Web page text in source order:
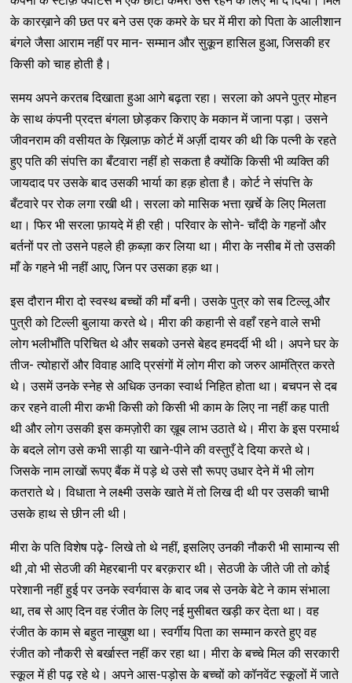
के कारख़ाने की छत पर बने उस एक कमरे के घर में मीरा को पिता के आलीशान
बंगले जैसा आराम नहीं पर मान- सम्मान और सुकून हासिल हुआ, जिसकी हर
किसी को चाह होती है।
समय अपने करतब दिखाता हुआ आगे बढ़ता रहा। सरला को अपने पुत्र मोहन
के साथ कंपनी प्रदत्त बंगला छोड़कर किराए के मकान में जाना पड़ा। उसने
जीवनराम की वसीयत के ख़िलाफ़ कोर्ट में अर्ज़ी दायर की थी कि पत्नी के रहते
हुए पति की संपत्ति का बँटवारा नहीं हो सकता है क्योंकि किसी भी व्यक्ति की
जायदाद पर उसके बाद उसकी भार्या का हक़ होता है। कोर्ट ने संपत्ति के
बँटवारे पर रोक लगा रखी थी। सरला को मासिक भत्ता ख़र्चे के लिए मिलता
था। फिर भी सरला फ़ायदे में ही रही। परिवार के सोने- चाँदी के गहनों और
बर्तनों पर तो उसने पहले ही क़ब्ज़ा कर लिया था। मीरा के नसीब में तो उसकी
माँ के गहने भी नहीं आए, जिन पर उसका हक़ था।
इस दौरान मीरा दो स्वस्थ बच्चों की माँ बनी। उसके पुत्र को सब टिल्लू और
पुत्री को टिल्ली बुलाया करते थे। मीरा की कहानी से वहाँ रहने वाले सभी
लोग भलीभाँति परिचित थे और सबको उनसे बेहद हमदर्दी भी थी। अपने घर के
तीज- त्योहारों और विवाह आदि प्रसंगों में लोग मीरा को जरुर आमंत्रित करते
थे। उसमें उनके स्नेह से अधिक उनका स्वार्थ निहित होता था। बचपन से दब
कर रहने वाली मीरा कभी किसी को किसी भी काम के लिए ना नहीं कह पाती
थी और लोग उसकी इस कमज़ोरी का ख़ूब लाभ उठाते थे। मीरा के इस परमार्थ
के बदले लोग उसे कभी साड़ी या खाने-पीने की वस्तुएँ दे दिया करते थे।
जिसके नाम लाखों रूपए बैंक में पड़े थे उसे सौ रूपए उधार देने में भी लोग
कतराते थे। विधाता ने लक्ष्मी उसके खाते में तो लिख दी थी पर उसकी चाभी
उसके हाथ से छीन ली थी।
मीरा के पति विशेष पढ़े- लिखे तो थे नहीं, इसलिए उनकी नौकरी भी सामान्य सी
थी ,वो भी सेठजी की मेहरबानी पर बरक़रार थी। सेठजी के जीते जी तो कोई
परेशानी नहीं हुई पर उनके स्वर्गवास के बाद जब से उनके बेटे ने काम संभाला
था, तब से आए दिन वह रंजीत के लिए नई मुसीबत खड़ी कर देता था। वह
रंजीत के काम से बहुत नाख़ुश था। स्वर्गीय पिता का सम्मान करते हुए वह
रंजीत को नौकरी से बर्खास्त नहीं कर रहा था। मीरा के बच्चे मिल की सरकारी
स्कूल में ही पढ़ रहे थे। अपने आस-पड़ोस के बच्चों को कॉनवेंट स्कूलों में जाते